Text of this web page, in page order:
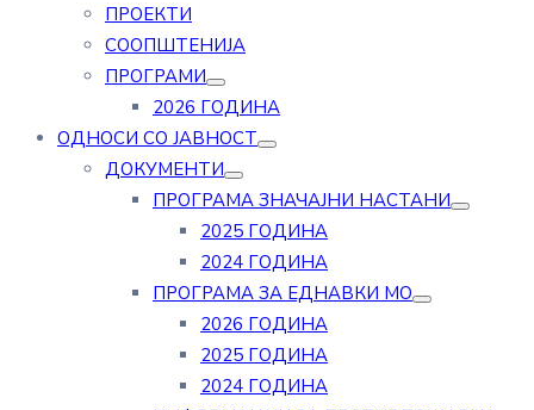
ПРОЕКТИ
СООПШТЕНИЈА
ПРОГРАМИ
2026 ГОДИНА
ОДНОСИ СО ЈАВНОСТ
ДОКУМЕНТИ
ПРОГРАМА ЗНАЧАЈНИ НАСТАНИ
2025 ГОДИНА
2024 ГОДИНА
ПРОГРАМА ЗА ЕДНАВКИ МО
2026 ГОДИНА
2025 ГОДИНА
2024 ГОДИНА